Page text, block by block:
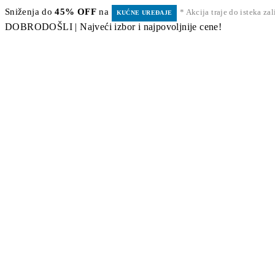
Sniženja do45% OFF na KUĆNE UREĐAJE * Akcija traje do isteka
DOBRODOŠLI | Najveći izbor i najpovoljnije cene!